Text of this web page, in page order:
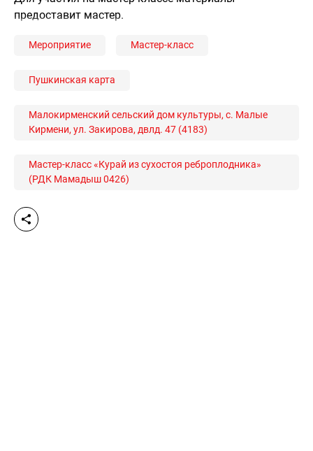
предоставит мастер.
Мероприятие Мастер-класс
Пушкинская карта
Малокирменский сельский дом культуры, с. Малые
Кирмени, ул. Закирова, двлд. 47 (4183)
Мастер-класс «Курай из сухостоя реброплодника»
(РДК Мамадыш 0426)